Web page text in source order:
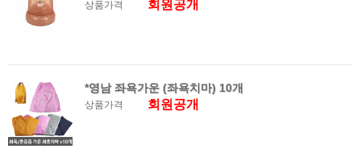
상품가격 회원공개
*영남 좌욕가운 (좌욕치마) 10개
상품가격 회원공개